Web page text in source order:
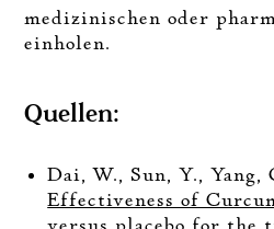
medizinischen oder
einholen.
Quellen:
Dai, W., Sun, Y., Yang,
Effectiveness of